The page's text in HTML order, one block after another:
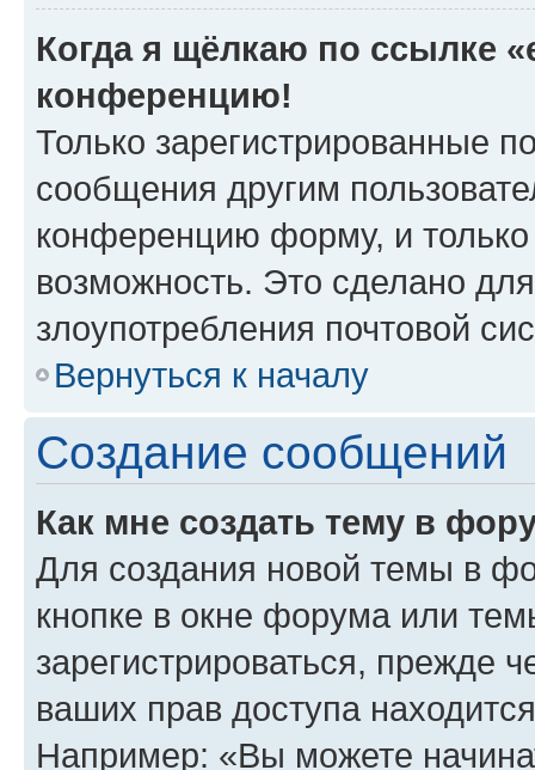
Когда я щёлкаю по ссылке
конференцию!
Только зарегистрированные
сообщения другим
конференцию форму, и
возможность. Это сделано
злоупотребления почтовой
Вернуться к началу
Создание сообщений
Как мне создать тему в
Для создания новой темы в
кнопке в окне форума или
зарегистрироваться, прежде
ваших прав доступа
Например: «Вы можете